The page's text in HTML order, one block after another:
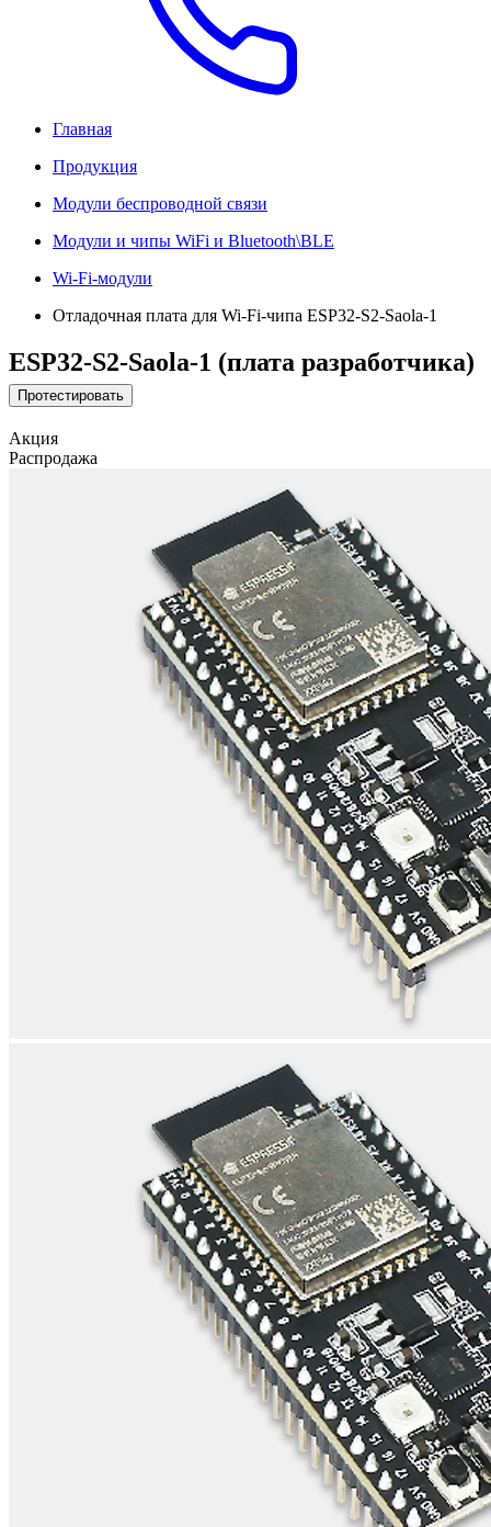
Главная
Продукция
Модули беспроводной связи
Модули и чипы WiFi и Bluetooth\BLE
Wi-Fi-модули
Отладочная плата для Wi-Fi-чипа ESP32-S2-Saola-1
ESP32-S2-Saola-1 (плата разработчика)
Протестировать
Акция
Распродажа